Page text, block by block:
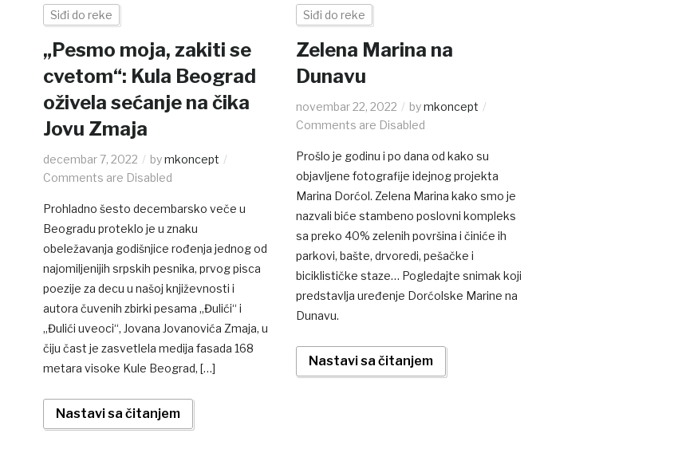
Siđi do reke
„Pesmo moja, zakiti se
cvetom“: Kula Beograd
oživela sećanje na čika
Jovu Zmaja
decembar 7, 2022 bymkoncept
Comments are Disabled
Prohladno šesto decembarsko veče u
Beogradu proteklo je u znaku
obeležavanja godišnjice rođenja jednog od
najomiljenijih srpskih pesnika, prvog pisca
poezije za decu u našoj književnosti i
autora čuvenih zbirki pesama „Đulići“ i
„Đulići uveoci“, Jovana Jovanovića Zmaja, u
čiju čast je zasvetlela medija fasada 168
metara visoke Kule Beograd, […]
Nastavi sa čitanjem
Siđi do reke
Zelena Marina na
Dunavu
novembar 22, 2022 bymkoncept
Comments are Disabled
Prošlo je godinu i po dana od kako su
objavljene fotografije idejnog projekta
Marina Dorćol. Zelena Marina kako smo je
nazvali biće stambeno poslovni kompleks
sa preko 40% zelenih površina i činiće ih
parkovi, bašte, drvoredi, pešačke i
biciklističke staze… Pogledajte snimak koji
predstavlja uređenje Dorćolske Marine na
Dunavu.
Nastavi sa čitanjem